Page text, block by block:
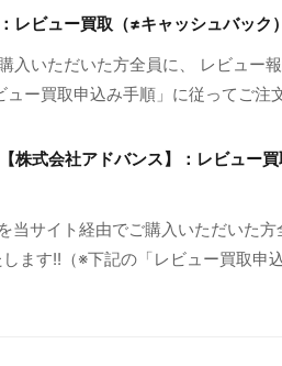
ビュー買取（≠キャッシュバック）
入いただいた方全員に、 レビュー
ー買取申込み手順」に従ってご注
株式会社アドバンス】：レビュー買
当サイト経由でご購入いただいた方
ます!!（※下記の「レビュー買取申